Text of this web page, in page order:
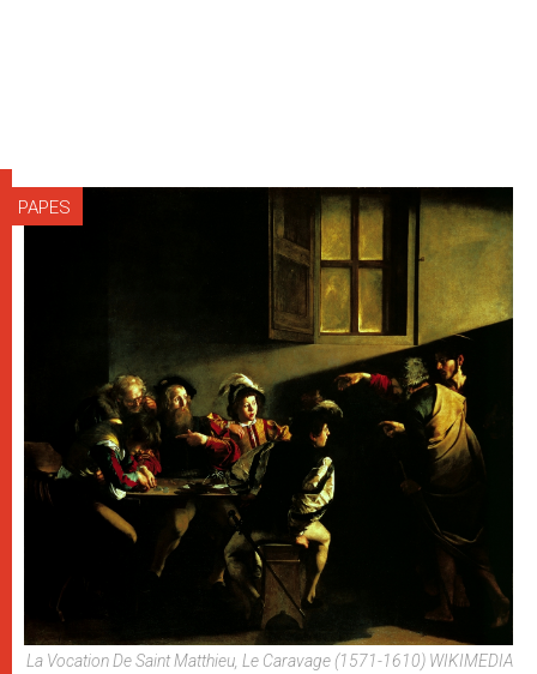
PAPES
La Vocation De Saint Matthieu, Le Caravage (1571-1610) WIKIMEDIA